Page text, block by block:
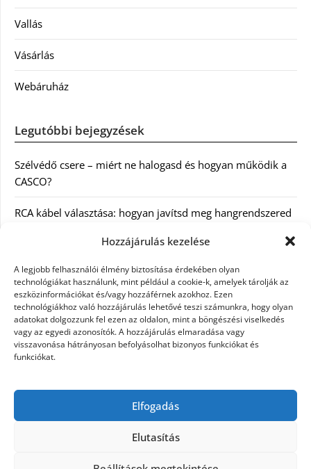
Hozzájárulás kezelése
A legjobb felhasználói élmény biztosítása érdekében olyan
technológiákat használunk, mint például a cookie-k, amelyek tárolják az
eszközinformációkat és/vagy hozzáférnek azokhoz. Ezen
technológiákhoz való hozzájárulás lehetővé teszi számunkra, hogy olyan
adatokat dolgozzunk fel ezen az oldalon, mint a böngészési viselkedés
vagy az egyedi azonosítók. A hozzájárulás elmaradása vagy
visszavonása hátrányosan befolyásolhat bizonyos funkciókat és
funkciókat.
Elfogadás
Elutasítás
Vallás
Vásárlás
Webáruház
Legutóbbi bejegyzések
Szélvédő csere – miért ne halogasd és hogyan működik a
CASCO?
RCA kábel választása: hogyan javítsd meg hangrendszered
Magyarországon: milyen jogi szabályozásra kell figyelni?
Akciós külföldi nyaralás 2026-ban előfoglalással: mit
ellenőrizz az ár mellett?
A Kassai Irodaház modern munkakörnyezetet biztosít